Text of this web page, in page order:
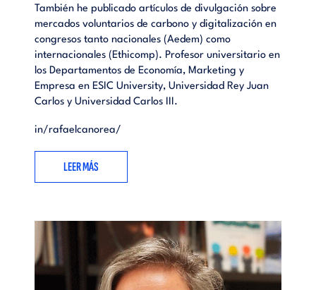
También he publicado artículos de divulgación sobre
mercados voluntarios de carbono y digitalización en
congresos tanto nacionales (Aedem) como
internacionales (Ethicomp). Profesor universitario en
los Departamentos de Economía, Marketing y
Empresa en ESIC University, Universidad Rey Juan
Carlos y Universidad Carlos III.
in/rafaelcanorea/
LEER MÁS